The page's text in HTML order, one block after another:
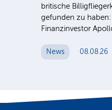
britische
gefunden zu haben:
Finanzinvestor
News 08.08.26